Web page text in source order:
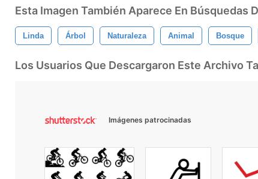
Esta Imagen También Aparece En Búsquedas
Linda Árbol Naturaleza Animal Bosque
Los Usuarios Que Descargaron Este Archivo
Imágenes patrocinadas